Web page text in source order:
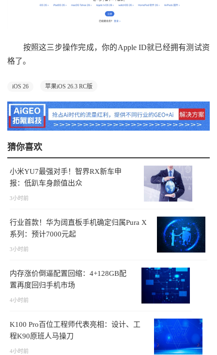
按照这三步操作完成，你的Apple ID就已经拥有测试资
格了。
iOS 26 苹果iOS 26.3 RC版
猜你喜欢
小米YU7最强对手！智界RX新车申
报：低趴车身颜值出众
3小时前
行业首款！华为阔直板手机确定归属Pura X
系列：预计7000元起
3小时前
内存涨价倒逼配置回缩：4+128GB配
置再度回归手机市场
4小时前
K100 Pro百位工程师代表亮相：设计、工
程K90原班人马操刀
4小时前